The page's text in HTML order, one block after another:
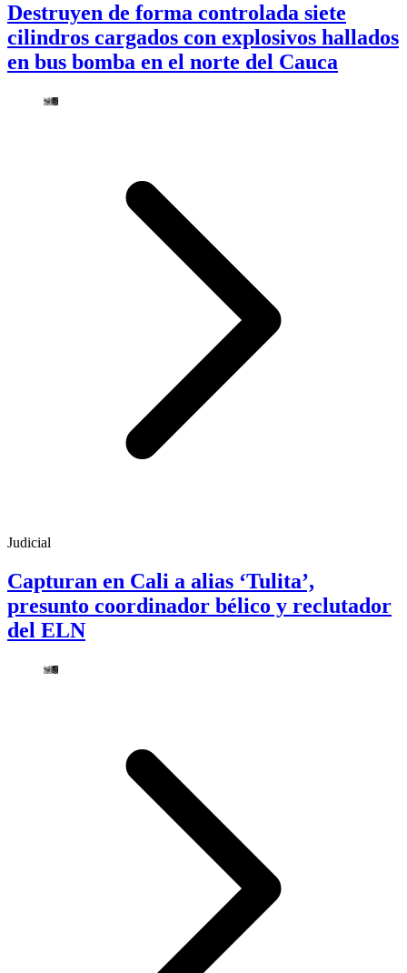
Destruyen de forma controlada siete
cilindros cargados con explosivos hallados
en bus bomba en el norte del Cauca
Judicial
Capturan en Cali a alias ‘Tulita’,
presunto coordinador bélico y reclutador
del ELN